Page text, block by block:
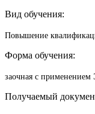
Вид обучения:
Повышение
Форма обучения:
заочная с
Получаемый